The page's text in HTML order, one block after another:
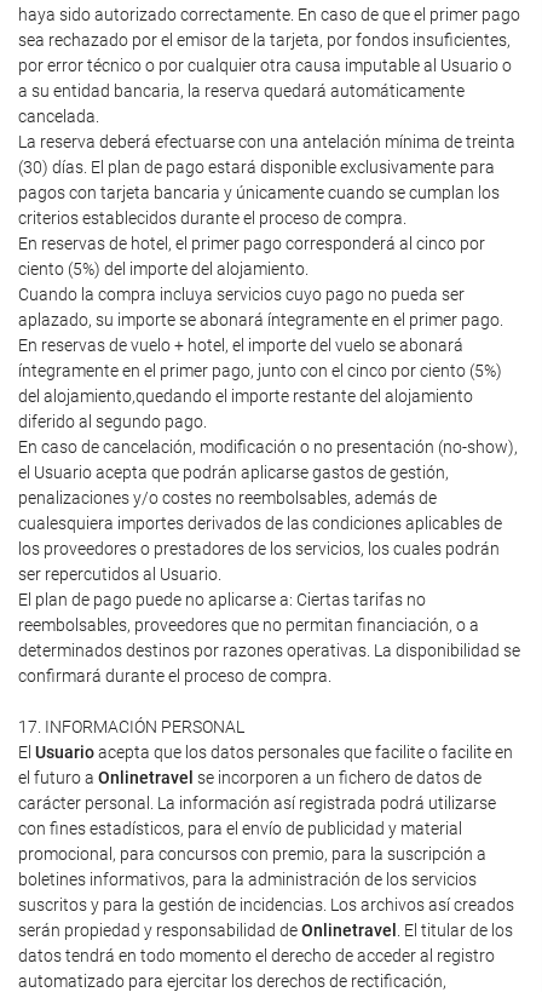
haya sido autorizado correctamente. En caso de que el primer pago
sea rechazado por el emisor de la tarjeta, por fondos insuficientes,
por error técnico o por cualquier otra causa imputable al Usuario o
a su entidad bancaria, la reserva quedará automáticamente
cancelada.
La reserva deberá efectuarse con una antelación mínima de treinta
(30) días. El plan de pago estará disponible exclusivamente para
pagos con tarjeta bancaria y únicamente cuando se cumplan los
criterios establecidos durante el proceso de compra.
En reservas de hotel, el primer pago corresponderá al cinco por
ciento (5%) del importe del alojamiento.
Cuando la compra incluya servicios cuyo pago no pueda ser
aplazado, su importe se abonará íntegramente en el primer pago.
En reservas de vuelo + hotel, el importe del vuelo se abonará
íntegramente en el primer pago, junto con el cinco por ciento (5%)
del alojamiento,quedando el importe restante del alojamiento
diferido al segundo pago.
En caso de cancelación, modificación o no presentación (no-show),
el Usuario acepta que podrán aplicarse gastos de gestión,
penalizaciones y/o costes no reembolsables, además de
cualesquiera importes derivados de las condiciones aplicables de
los proveedores o prestadores de los servicios, los cuales podrán
ser repercutidos al Usuario.
El plan de pago puede no aplicarse a: Ciertas tarifas no
reembolsables, proveedores que no permitan financiación, o a
determinados destinos por razones operativas. La disponibilidad se
confirmará durante el proceso de compra.
17. INFORMACIÓN PERSONAL
El Usuarioacepta que los datos personales que facilite o facilite en
el futuro a Onlinetravel se incorporen a un fichero de datos de
carácter personal. La información así registrada podrá utilizarse
con fines estadísticos, para el envío de publicidad y material
promocional, para concursos con premio, para la suscripción a
boletines informativos, para la administración de los servicios
suscritos y para la gestión de incidencias. Los archivos así creados
serán propiedad y responsabilidad deOnlinetravel
. El titular de los
datos tendrá en todo momento el derecho de acceder al registro
automatizado para ejercitar los derechos de rectificación,